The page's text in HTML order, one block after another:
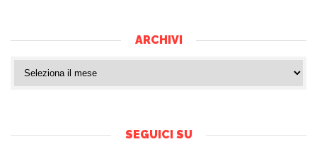
ARCHIVI
SEGUICI SU